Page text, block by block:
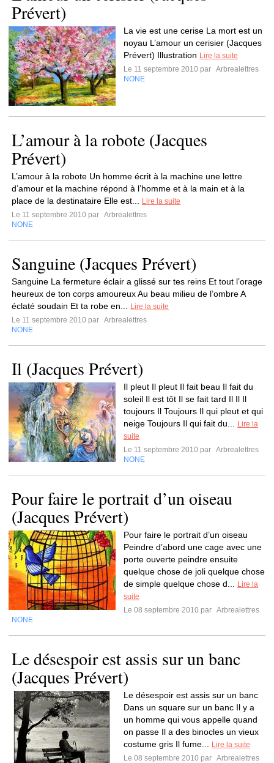
Prévert)
La vie est une cerise La mort est un
noyau L’amour un cerisier (Jacques
Prévert) Illustration Lire la suite
Le 11 septembre 2010 par Arbrealettres
NONE
L’amour à la robote (Jacques
Prévert)
L’amour à la robote Un homme écrit à la machine une lettre
d’amour et la machine répond à l’homme et à la main et à la
place de la destinataire Elle est...
Lire la suite
Le 11 septembre 2010 par Arbrealettres
NONE
Sanguine (Jacques Prévert)
Sanguine La fermeture éclair a glissé sur tes reins Et tout l’orage
heureux de ton corps amoureux Au beau milieu de l’ombre A
éclaté soudain Et ta robe en...
Lire la suite
Le 11 septembre 2010 par Arbrealettres
NONE
Il (Jacques Prévert)
Il pleut Il pleut Il fait beau Il fait du
soleil Il est tôt Il se fait tard Il Il Il
toujours Il Toujours Il qui pleut et qui
neige Toujours Il qui fait du...
Lire la
suite
Le 11 septembre 2010 par Arbrealettres
NONE
Pour faire le portrait d’un oiseau
(Jacques Prévert)
Pour faire le portrait d’un oiseau
Peindre d’abord une cage avec une
porte ouverte peindre ensuite
quelque chose de joli quelque chose
de simple quelque chose d...
Lire la
suite
Le 08 septembre 2010 par Arbrealettres
NONE
Le désespoir est assis sur un banc
(Jacques Prévert)
Le désespoir est assis sur un banc
Dans un square sur un banc Il y a
un homme qui vous appelle quand
on passe Il a des binocles un vieux
costume gris Il fume...
Lire la suite
Le 08 septembre 2010 par Arbrealettres